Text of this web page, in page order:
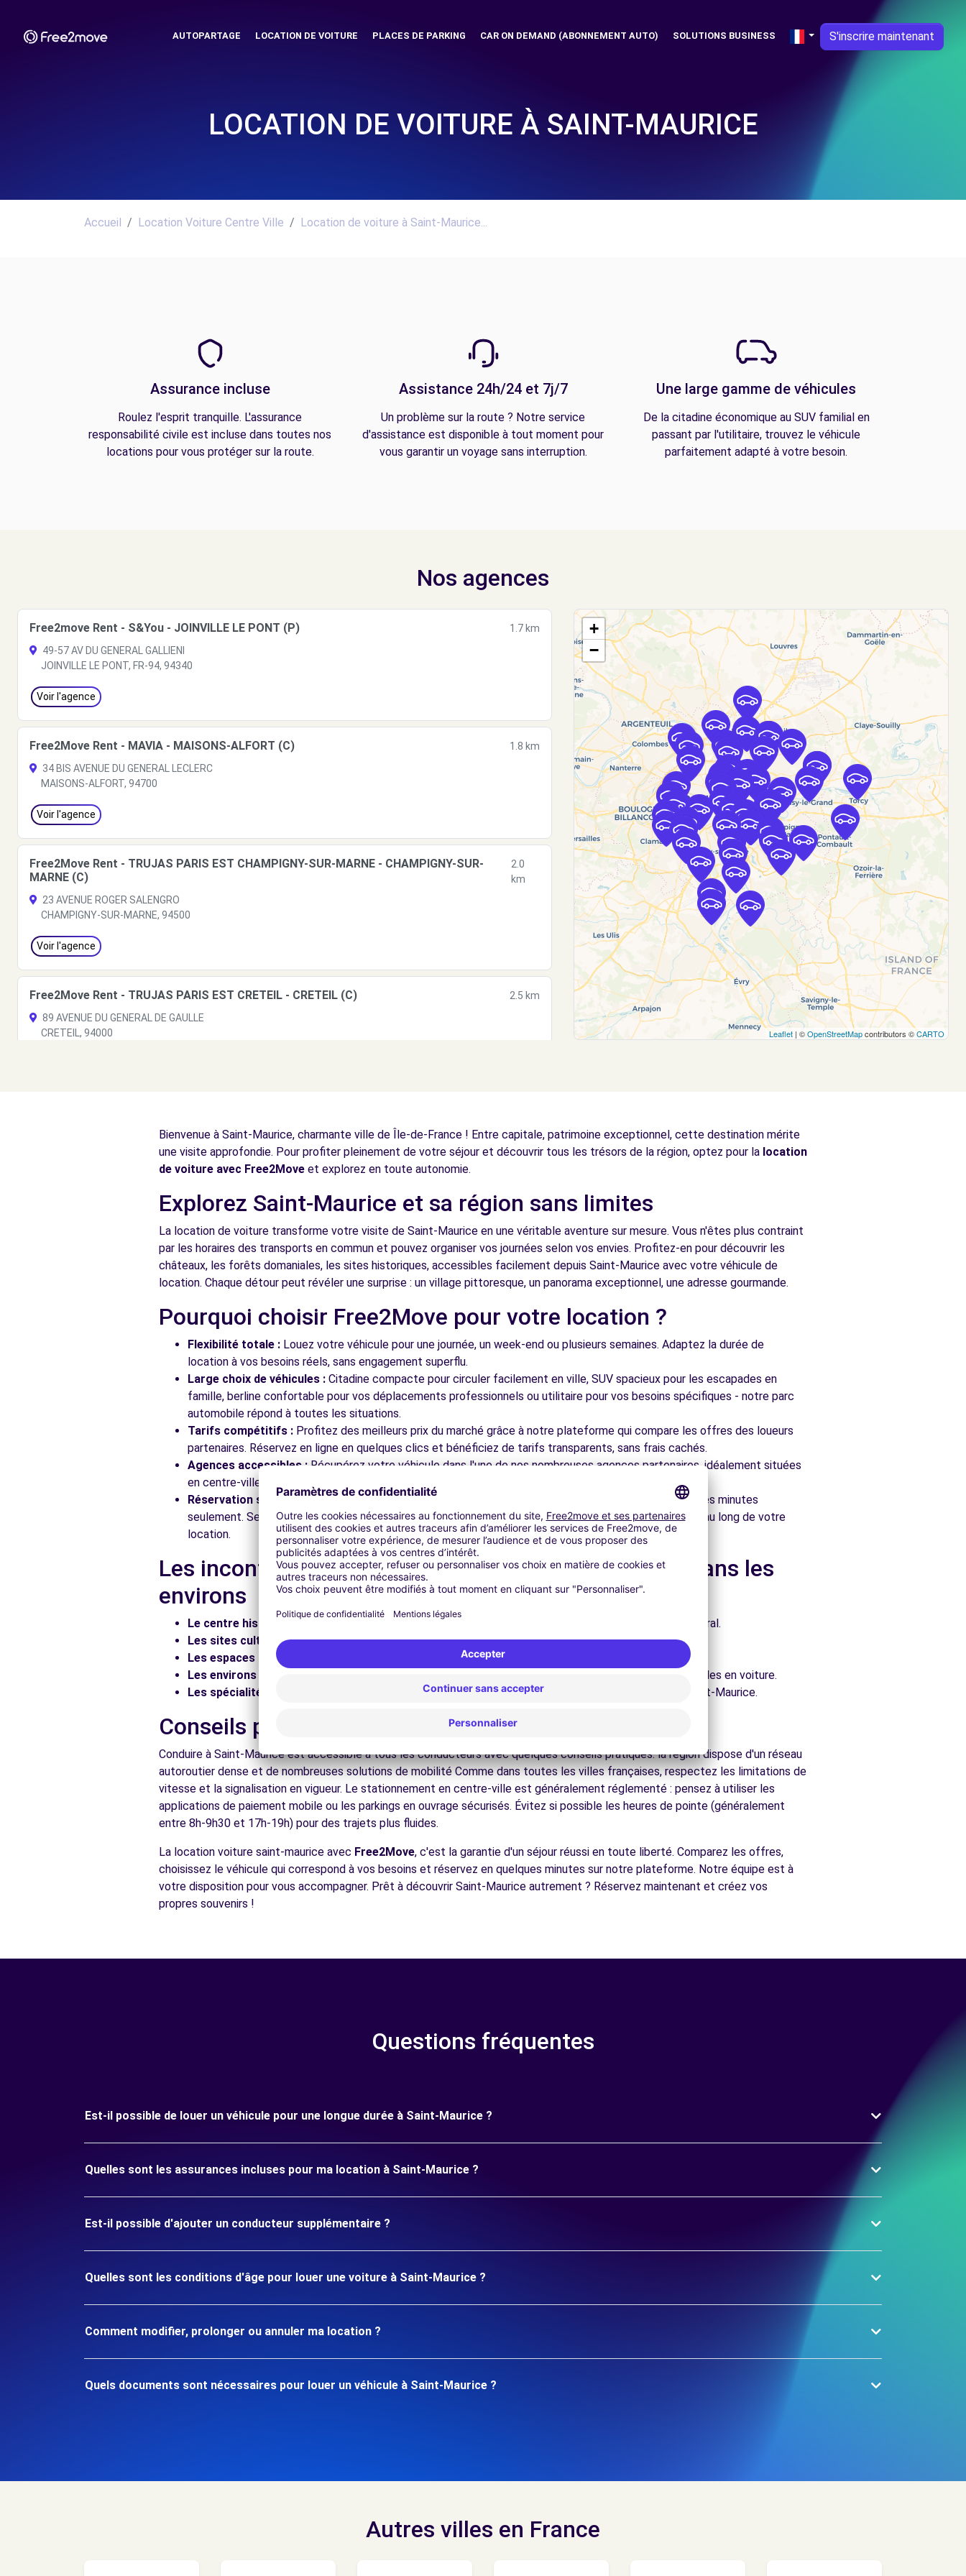
AUTOPARTAGE LOCATION DE VOITURE PLACES DE PARKING CAR ON DEMAND (ABONNEMENT AUTO) SOLUTIONS BUSINESS S'inscrire maintenant
LOCATION DE VOITURE À SAINT-MAURICE
Accueil Location Voiture Centre Ville Location de voiture à Saint-Maurice...
Assurance incluse
Roulez l'esprit tranquille. L'assurance
responsabilité civile est incluse dans toutes nos
locations pour vous protéger sur la route.
Assistance 24h/24 et 7j/7
Un problème sur la route ? Notre service
d'assistance est disponible à tout moment pour
vous garantir un voyage sans interruption.
Une large gamme de véhicules
De la citadine économique au SUV familial en
passant par l'utilitaire, trouvez le véhicule
parfaitement adapté à votre besoin.
Nos agences
Free2move Rent - S&You - JOINVILLE LE PONT (P)
1.7 km
49-57 AV DU GENERAL GALLIENI
JOINVILLE LE PONT, FR-94, 94340
Voir l'agence
Free2Move Rent - MAVIA - MAISONS-ALFORT (C)
1.8 km
34 BIS AVENUE DU GENERAL LECLERC
MAISONS-ALFORT, 94700
Voir l'agence
Free2Move Rent - TRUJAS PARIS EST CHAMPIGNY-SUR-MARNE - CHAMPIGNY-SUR-
MARNE (C)
2.0
km
23 AVENUE ROGER SALENGRO
CHAMPIGNY-SUR-MARNE, 94500
Voir l'agence
Free2Move Rent - TRUJAS PARIS EST CRETEIL - CRETEIL (C)
2.5 km
89 AVENUE DU GENERAL DE GAULLE
CRETEIL, 94000
89 AVENUE DU GENERAL DE GAULLE
Free2Move Rent - GARAGE DES QUAIS - ALFORTVILLE (C)
3.3 km
2 RUE CHARLES DE GAULLE
Free2move Rent - S&You - FONTENAY SOUS BOIS (P)
3.8 km
FONTENAY SOUS BOIS, FR-94, 94120
Free2Move Rent - SARL MOAT AUTOMOBILES - CHARENTON-LE-PONT (C)
3.8 km
CHARENTON-LE-PONT, 94220
Free2Move Rent - GARAGE BEAUREPAIRE - ST-MAUR-DES-FOSSES (C)
3.9 km
ST-MAUR-DES-FOSSES, 94100
Free2move Rent - S&You - VINCENNES CEDEX (C)
Voir toutes les agences
+
−
Leaflet | ©OpenStreetMapcontributors ©CARTO
Bienvenue à Saint-Maurice, charmante ville de Île-de-France ! Entre capitale, patrimoine exceptionnel, cette destination mérite
une visite approfondie. Pour profiter pleinement de votre séjour et découvrir tous les trésors de la région, optez pour la location
de voiture avec Free2Move et explorez en toute autonomie.
Explorez Saint-Maurice et sa région sans limites
La location de voiture transforme votre visite de Saint-Maurice en une véritable aventure sur mesure. Vous n'êtes plus contraint
par les horaires des transports en commun et pouvez organiser vos journées selon vos envies. Profitez-en pour découvrir les
châteaux, les forêts domaniales, les sites historiques, accessibles facilement depuis Saint-Maurice avec votre véhicule de
location. Chaque détour peut révéler une surprise : un village pittoresque, un panorama exceptionnel, une adresse gourmande.
Pourquoi choisir Free2Move pour votre location ?
Flexibilité totale : Louez votre véhicule pour une journée, un week-end ou plusieurs semaines. Adaptez la durée de
location à vos besoins réels, sans engagement superflu.
Large choix de véhicules : Citadine compacte pour circuler facilement en ville, SUV spacieux pour les escapades en
famille, berline confortable pour vos déplacements professionnels ou utilitaire pour vos besoins spécifiques - notre parc
automobile répond à toutes les situations.
Tarifs compétitifs : Profitez des meilleurs prix du marché grâce à notre plateforme qui compare les offres des loueurs
partenaires. Réservez en ligne en quelques clics et bénéficiez de tarifs transparents, sans frais cachés.
Agences accessibles : Récupérez votre véhicule dans l'une de nos nombreuses agences partenaires, idéalement situées
en centre-ville, en gare ou près des aéroports pour faciliter le démarrage de votre séjour.
Réservation simplifiée :Notre plateforme intuitive vous permet de réserver votre véhicule en quelques minutes
seulement. Service client disponible pour répondre à toutes vos questions et vous accompagner tout au long de votre
location.
Les incontournables à découvrir à Saint-Maurice et dans les
environs
Le centre historique :
Flânez dans les ruelles du cœur de ville et découvrez son patrimoine architectural.
Les sites culturels :Visitez les musées et monuments qui font la richesse de Saint-Maurice.
Les espaces naturels :
Profitez des parcs et jardins pour une pause détente en pleine nature.
Les environs :
Explorez les châteaux, les forêts domaniales, les sites historiques, facilement accessibles en voiture.
Les spécialités locales :
Découvrez la gastronomie régionale dans les restaurants et marchés de Saint-Maurice.
Conseils pratiques pour conduire à Saint-Maurice
Conduire à Saint-Maurice est accessible à tous les conducteurs avec quelques conseils pratiques. la région dispose d'un réseau
autoroutier dense et de nombreuses solutions de mobilité Comme dans toutes les villes françaises, respectez les limitations de
vitesse et la signalisation en vigueur. Le stationnement en centre-ville est généralement réglementé : pensez à utiliser les
applications de paiement mobile ou les parkings en ouvrage sécurisés. Évitez si possible les heures de pointe (généralement
entre 8h-9h30 et 17h-19h) pour des trajets plus fluides.
La location voiture saint-maurice avec Free2Move, c'est la garantie d'un séjour réussi en toute liberté. Comparez les offres,
choisissez le véhicule qui correspond à vos besoins et réservez en quelques minutes sur notre plateforme. Notre équipe est à
votre disposition pour vous accompagner. Prêt à découvrir Saint-Maurice autrement ? Réservez maintenant et créez vos
propres souvenirs !
Questions fréquentes
Est-il possible de louer un véhicule pour une longue durée à Saint-Maurice ?
Quelles sont les assurances incluses pour ma location à Saint-Maurice ?
Est-il possible d'ajouter un conducteur supplémentaire ?
Quelles sont les conditions d'âge pour louer une voiture à Saint-Maurice ?
Comment modifier, prolonger ou annuler ma location ?
Quels documents sont nécessaires pour louer un véhicule à Saint-Maurice ?
Autres villes en France